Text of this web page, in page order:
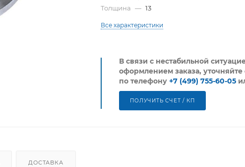
Толщина — 13
Все характеристики
В связи с нестабильной
оформлением заказа, уточняйте
по телефону+7 (499) 755-60-05
ПОЛУЧИТЬ СЧЕТ / КП
ДОСТАВКА